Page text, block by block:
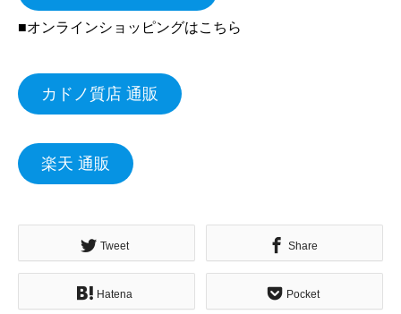
■オンラインショッピングはこちら
カドノ質店 通販
楽天 通販
Tweet Share
Hatena Pocket